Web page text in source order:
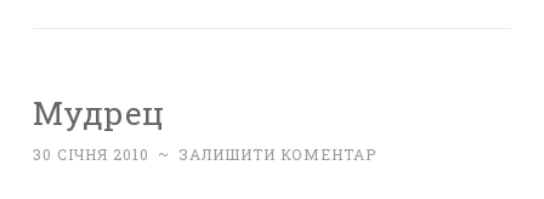
Мудрец
30 СІЧНЯ 2010 ~ ЗАЛИШИТИ КОМЕНТАР